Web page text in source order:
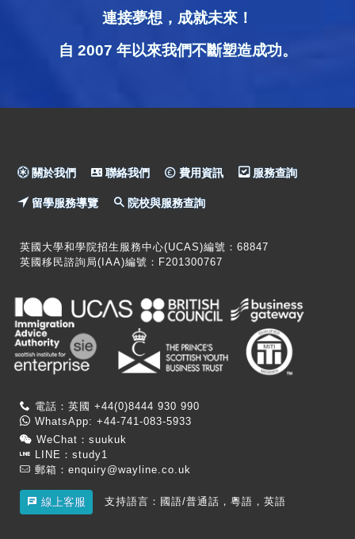
連接夢想，成就未來！
自 2007 年以來我們不斷塑造成功。
關於我們 聯絡我們 費用資訊 服務查詢
留學服務導覽 院校與服務查詢
英國大學和學院招生服務中心(UCAS)編號：68847
英國移民諮詢局(IAA)編號：F201300767
電話：英國 +44(0)8444 930 990
WhatsApp: +44-741-083-5933
WeChat：suukuk
LINE：study1
郵箱： enquiry@wayline.co.uk
線上客服 支持語言：國語/普通話，粵語，英語